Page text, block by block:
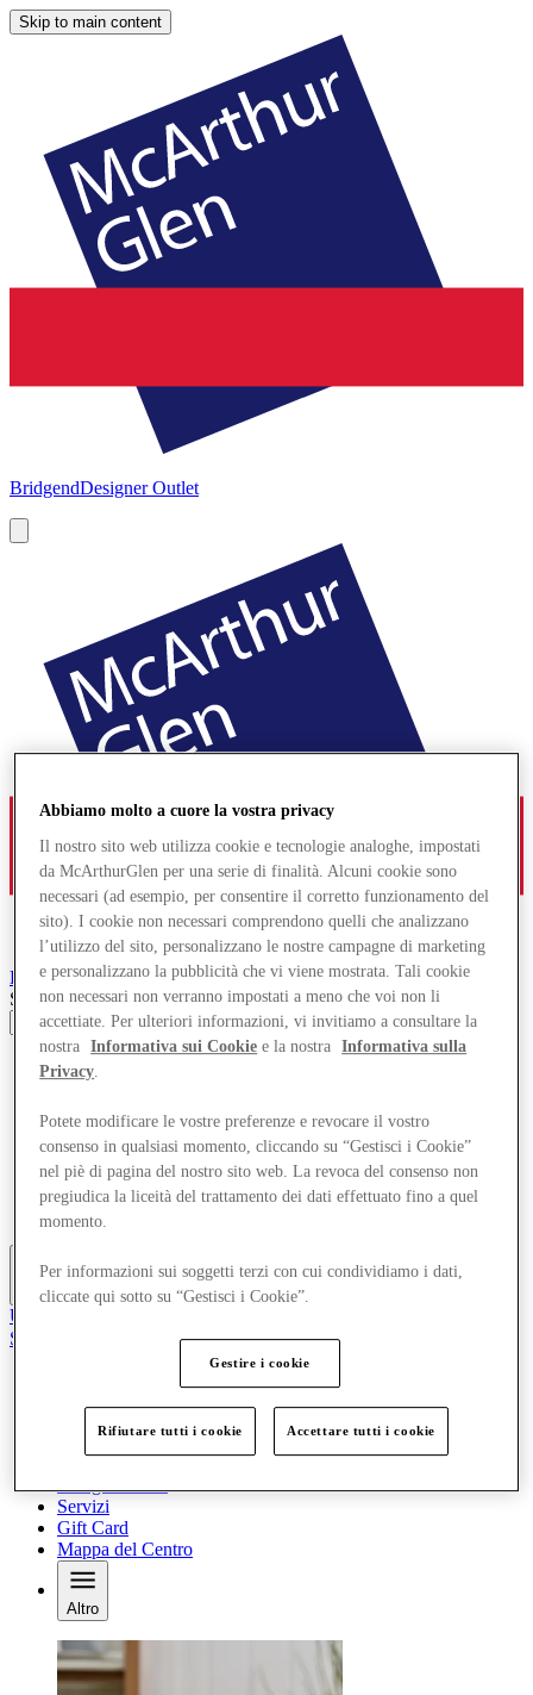
Skip to main content
BridgendDesigner Outlet
BridgendDesigner Outlet
Search input
Negozi
Offerte
Cosa c'è in programma
Mangia e Bevi
Servizi
Gift Card
Mappa del Centro
Altro
Unisciti al Club
Salvata
Pianifica la tua visita
Cosa c'è in programma
Servizi
Gift Card
Mappa del Centro
Altro
Abbiamo molto a cuore la vostra privacy
Il nostro sito web utilizza cookie e tecnologie analoghe, impostati
da McArthurGlen per una serie di finalità. Alcuni cookie sono
necessari (ad esempio, per consentire il corretto funzionamento del
sito). I cookie non necessari comprendono quelli che analizzano
l’utilizzo del sito, personalizzano le nostre campagne di marketing
e personalizzano la pubblicità che vi viene mostrata. Tali cookie
non necessari non verranno impostati a meno che voi non li
accettiate. Per ulteriori informazioni, vi invitiamo a consultare la
nostra
Informativa sui Cookie e la nostra
Informativa sulla
Privacy.
Potete modificare le vostre preferenze e revocare il vostro
consenso in qualsiasi momento, cliccando su “Gestisci i Cookie”
nel piè di pagina del nostro sito web. La revoca del consenso non
pregiudica la liceità del trattamento dei dati effettuato fino a quel
momento.
Per informazioni sui soggetti terzi con cui condividiamo i dati,
cliccate qui sotto su “Gestisci i Cookie”.
Gestire i cookie
Rifiutare tutti i cookie Accettare tutti i cookie